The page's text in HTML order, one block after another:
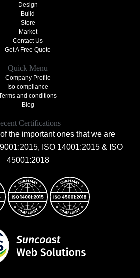
Design
Build
Store
Market
Contact Us
Get A Free Quote
Quick Menu
Company Profile
Iso compliance
and conditions
Blog
Certifications
the important ones that we are
ISO 14001:2015 & ISO
45001:2018